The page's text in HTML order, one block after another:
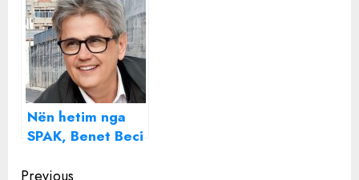
Nën hetim nga
SPAK, Benet Beci
mediat